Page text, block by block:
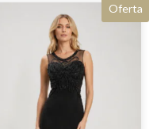
Oferta